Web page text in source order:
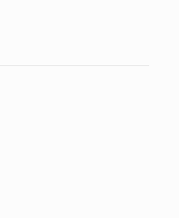
2018 2019